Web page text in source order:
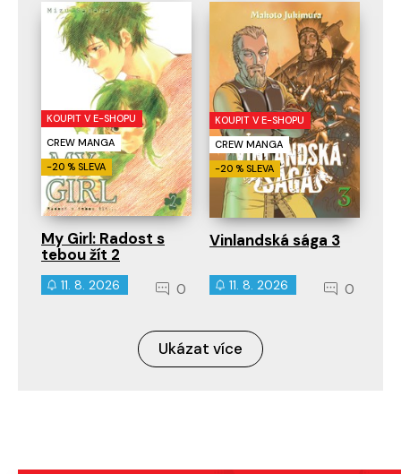
KOUPIT V E-SHOPU
CREW MANGA
-20 % SLEVA
My Girl: Radost s
tebou žít 2
11. 8. 2026 0
KOUPIT V E-SHOPU
CREW MANGA
-20 % SLEVA
Vinlandská sága 3
11. 8. 2026 0
Ukázat více